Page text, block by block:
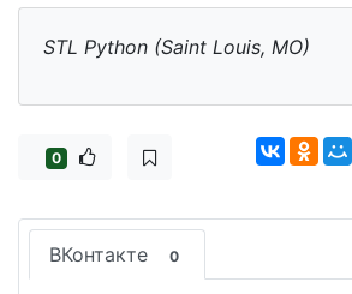
STL Python (Saint Louis, MO)
0
ВКонтакте 0